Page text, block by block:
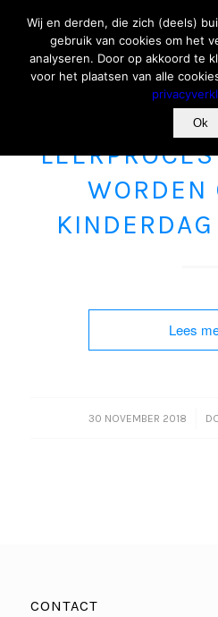
WORDEN
Lees
30 NOVEMBER 2018
/
CONTACT
Wij en derden, die zich (deels)
gebruik van cookies om het
analyseren. Door op akkoord te
voor het plaatsen van alle
Ok